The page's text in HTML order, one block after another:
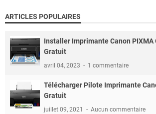
ARTICLES POPULAIRES
Installer Imprimante Canon PIXMA
Gratuit
avril 04, 2023 1 commentaire
Télécharger Pilote Imprimante
Gratuit
juillet 09, 2021 Aucun commentaire